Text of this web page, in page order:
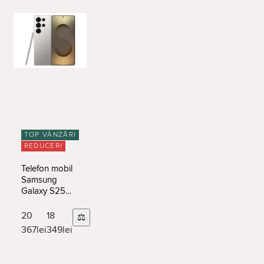
TOP VÂNZĂRI
REDUCERI
Telefon mobil
Samsung
Galaxy S25
12/256Gb
Titanium Gray
20
367lei
18
349lei
⚖